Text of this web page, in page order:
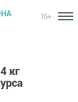
16+
кг